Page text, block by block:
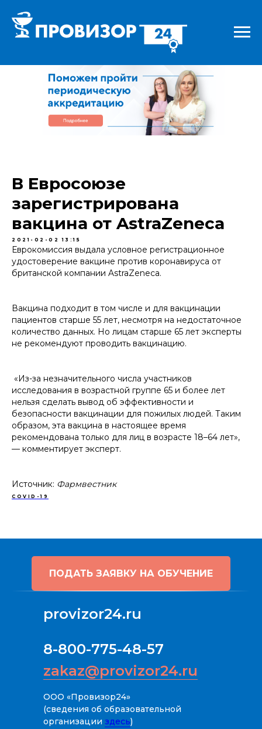
В Евросоюзе
зарегистрирована
вакцина от AstraZeneca
2021-02-02 13:15
Еврокомиссия выдала условное регистрационное
удостоверение вакцине против коронавируса от
британской компании AstraZeneca.
Вакцина подходит в том числе и для вакцинации
пациентов старше 55 лет, несмотря на недостаточное
количество данных. Но лицам старше 65 лет эксперты
не рекомендуют проводить вакцинацию.
«Из-за незначительного числа участников
исследования в возрастной группе 65 и более лет
нельзя сделать вывод об эффективности и
безопасности вакцинации для пожилых людей. Таким
образом, эта вакцина в настоящее время
рекомендована только для лиц в возрасте 18–64 лет»,
— комментирует эксперт.
Источник: Фармвестник
COVID-19
ПОДАТЬ ЗАЯВКУ НА ОБУЧЕНИЕ
8-800-775-48-57
zakaz@provizor24.ru
ООО «Провизор24»
(сведения об образовательной
организации здесь)
provizor24.ru